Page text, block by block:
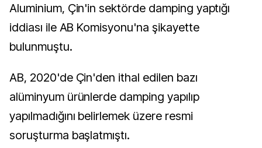
Aluminium, Çin'in sektörde damping yaptığı
iddiası ile AB Komisyonu'na şikayette
bulunmuştu.
AB, 2020'de Çin'den ithal edilen bazı
alüminyum ürünlerde damping yapılıp
yapılmadığını belirlemek üzere resmi
soruşturma başlatmıştı.